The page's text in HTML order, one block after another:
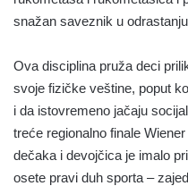
snažan saveznik u
Ova disciplina pruža deci
svoje fizičke veštine, poput
i da istovremeno jačaju
treće regionalno finale
dečaka i devojčica je imalo
osete pravi duh sporta –